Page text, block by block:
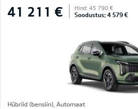
41 211 € Hind: 45 790 €
Soodustus: 4 579 €
Hübriid (bensiin), Automaat